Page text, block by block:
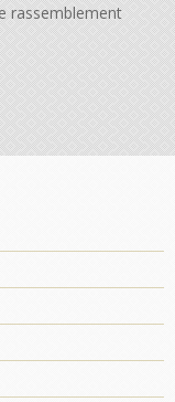
rassemblement